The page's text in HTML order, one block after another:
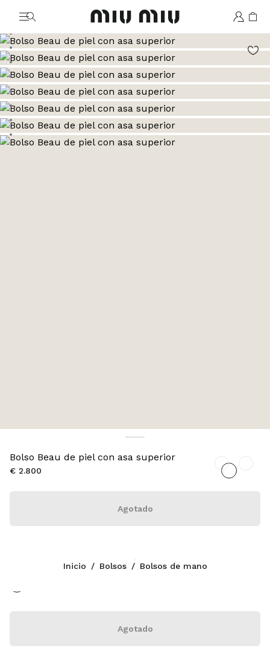
MiuMiu logo
Ver la imagen 1
Ver la imagen 2
Ver la imagen 3
Ver la imagen 4
Ver la imagen 5
Ver la imagen 6
Ver la imagen 7
Ver la imagen 8
Bolso Beau de piel con asa superior
€ 2.800
Agotado
Agotado
Inicio / Bolsos / Bolsos de mano